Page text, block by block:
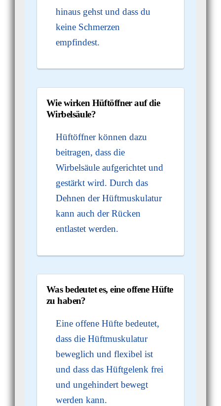
hinaus gehst und dass du
keine Schmerzen
empfindest.
Wie wirken Hüftöffner auf die
Wirbelsäule?
Hüftöffner können dazu
beitragen, dass die
Wirbelsäule aufgerichtet und
gestärkt wird. Durch das
Dehnen der Hüftmuskulatur
kann auch der Rücken
entlastet werden.
Was bedeutet es, eine offene Hüfte
zu haben?
Eine offene Hüfte bedeutet,
dass die Hüftmuskulatur
beweglich und flexibel ist
und dass das Hüftgelenk frei
und ungehindert bewegt
werden kann.